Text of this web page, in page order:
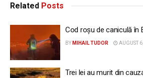
Related Posts
Cod roșu de caniculă în
BY MIHAIL TUDOR AUGUST
Trei lei au murit din